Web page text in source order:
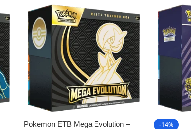
Pokemon ETB Mega Evolution –
-14%